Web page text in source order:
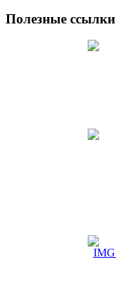
Полезные ссылки